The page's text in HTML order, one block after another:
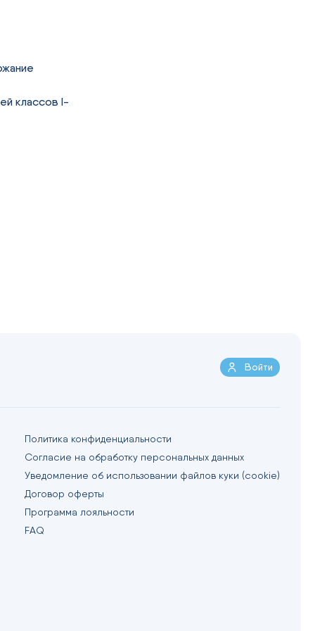
классов I-
Войти
Политика конфиденциальности
Согласие на обработку персональных данных
Уведомление об использовании файлов куки (cookie)
Договор оферты
Программа лояльности
FAQ